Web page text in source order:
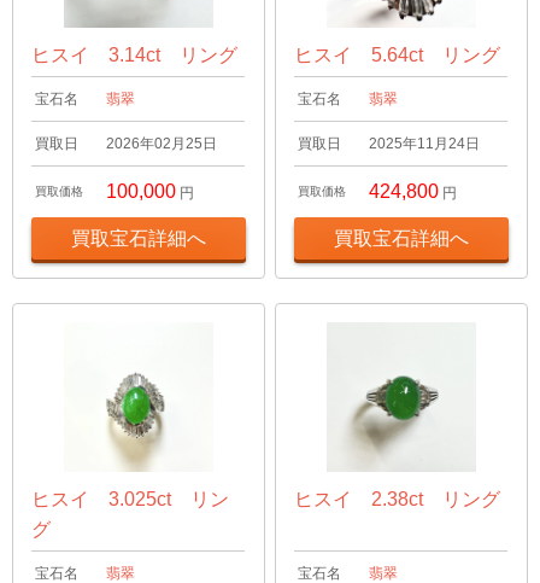
ヒスイ 3.14ct リング
宝石名 翡翠
買取日 2026年02月25日
買取価格 100,000 円
買取宝石詳細へ
ヒスイ 5.64ct リング
宝石名 翡翠
買取日 2025年11月24日
買取価格 424,800 円
買取宝石詳細へ
ヒスイ 3.025ct リン
グ
宝石名 翡翠
ヒスイ 2.38ct リング
宝石名 翡翠